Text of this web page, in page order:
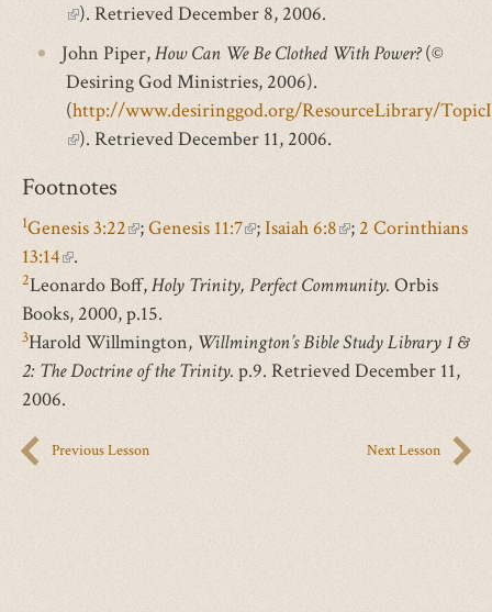
(link
is
external)
). Retrieved December 8, 2006.
John Piper,How Can We Be Clothed With Power?(©
Desiring God Ministries, 2006).
(http://www.desiringgod.org/ResourceLibrary/
(link
external)
). Retrieved December 11, 2006.
Footnotes
1Genesis 3:22(link
external)
;Genesis 11:7(link
external)
;Isaiah 6:8(link
external)
; 2 Corinthians
13:14(link
is
external)
.
2Leonardo Boff,Holy Trinity, Perfect Community. Orbis
Books, 2000, p.15.
3Harold Willmington, Willmington’s Bible Study Library 1 &
2: The Doctrine of the Trinity. p.9. Retrieved December 11,
2006.
Previous Lesson Next Lesson